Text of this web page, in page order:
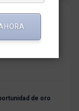
de oro